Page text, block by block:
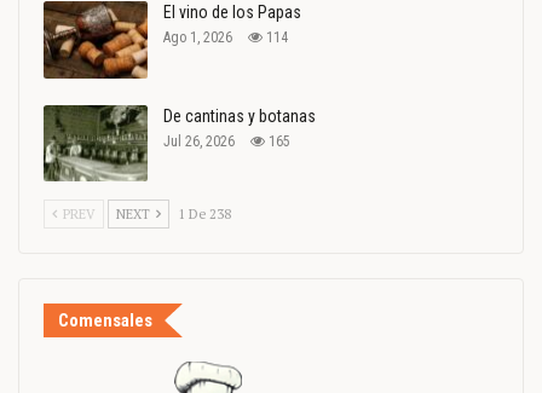
El vino de los Papas
Ago 1, 2026 114
De cantinas y botanas
Jul 26, 2026 165
PREV NEXT 1 De 238
Comensales